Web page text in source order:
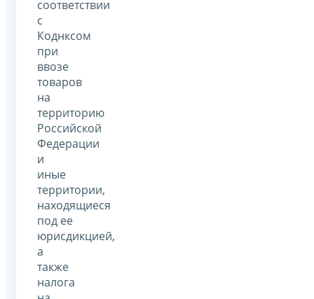
соответствии
с
Коднксом
при
ввозе
товаров
на
территорию
Российской
Федерации
и
иные
территории,
находящиеся
под ее
юрисдикцией,
а
также
налога